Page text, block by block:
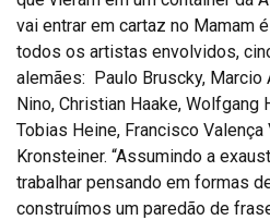
vai entrar em cartaz no Mamam
todos os artistas envolvidos,
alemães: Paulo Bruscky, Marcio
Nino, Christian Haake, Wolfgang
Tobias Heine, Francisco Valença
Kronsteiner. “Assumindo a
trabalhar pensando em formas
construímos um paredão de